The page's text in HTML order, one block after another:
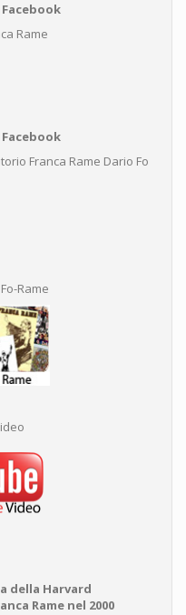
Rame
Franca Rame Dario Fo
Rame
della Harvard
Rame nel 2000